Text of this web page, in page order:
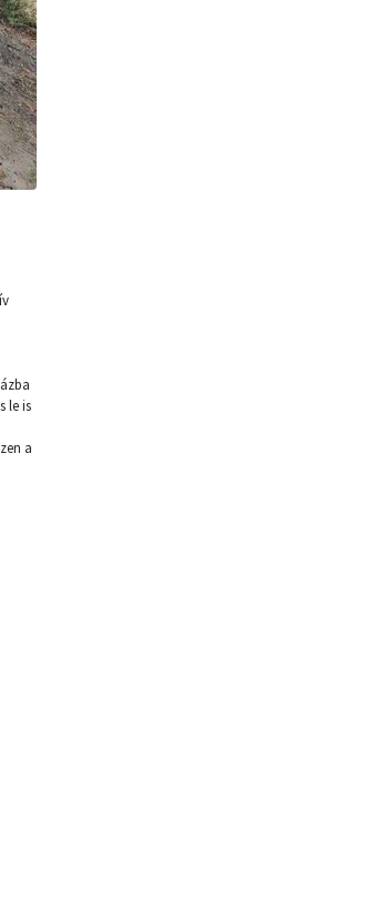
le is
a